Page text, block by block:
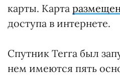
карты. Карта
доступа в интернете.
Спутник Terra был
нем имеются пять